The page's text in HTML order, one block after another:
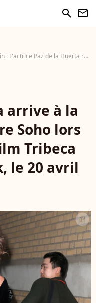
search newsletter
Paz de la Huerta révèle avoir été violée deux fois
arrive à la
Soho lors
Tribeca
le 20 avril